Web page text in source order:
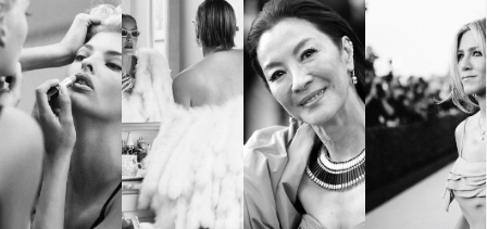
Wine&Dine
Подкасти
Мода
Dialogue
Изкуство
Красота
Цветно
Гурме
Пътувай
Wellness
Условия за
ползване
За нас
Реклама
Политика за
поверителност
ModerenDom